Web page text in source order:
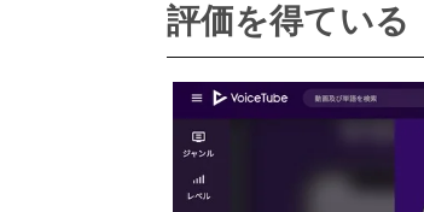
評価を得ている